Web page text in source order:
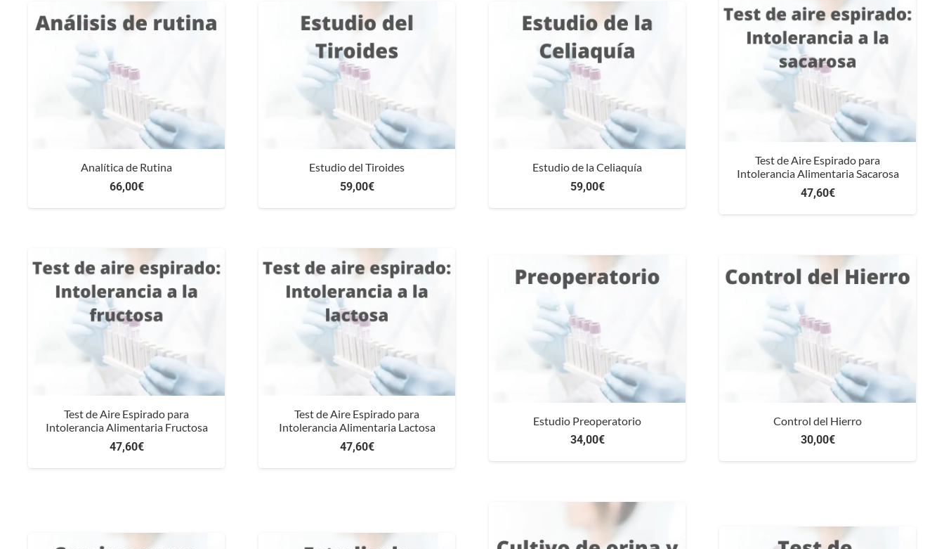
Analítica de Rutina
66,00€
Estudio del Tiroides
59,00€
Estudio de la Celiaquía
59,00€
Test de Aire Espirado para
Intolerancia Alimentaria Sacarosa
47,60€
Test de Aire Espirado para
Intolerancia Alimentaria Fructosa
47,60€
Test de Aire Espirado para
Intolerancia Alimentaria Lactosa
47,60€
Estudio Preoperatorio
34,00€
Control del Hierro
30,00€